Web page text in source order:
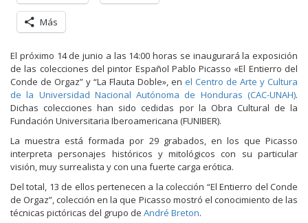
Más
El próximo 14 de junio a las 14:00 horas se inaugurará la exposición
de las colecciones del pintor Español Pablo Picasso «El Entierro del
Conde de Orgaz” y “La Flauta Doble», en el Centro de Arte y Cultura
de la Universidad Nacional Autónoma de Honduras (CAC-UNAH).
Dichas colecciones han sido cedidas por la Obra Cultural de la
Fundación Universitaria Iberoamericana (FUNIBER).
La muestra está formada por 29 grabados, en los que Picasso
interpreta personajes históricos y mitológicos con su particular
visión, muy surrealista y con una fuerte carga erótica.
Del total, 13 de ellos pertenecen a la colección “El Entierro del Conde
de Orgaz”, colección en la que Picasso mostró el conocimiento de las
técnicas pictóricas del grupo de André Breton.